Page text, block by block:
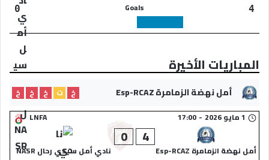
4
Goals
0
المباريات الأخيرة
أمل نهضة الزمامرة Esp-RCAZ خ ت خ خ
خ
LNFA
1 مايو 2026 -
17:00
أمل نهضة الزمامرة Esp-RCAZ
4
0
نادي أمل سيدي رحال NASR